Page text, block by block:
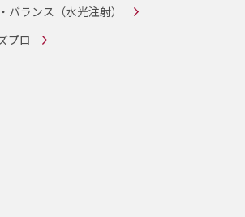
バランス （水光注射）
プロ